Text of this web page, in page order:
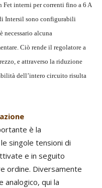
interni per correnti fino a 6 A
Intersil sono configurabili
necessario alcuna
Ciò rende il regolatore a
e attraverso la riduzione
dell’intero circuito risulta
è la
singole tensioni di
e in seguito
ordine. Diversamente
analogico, qui la